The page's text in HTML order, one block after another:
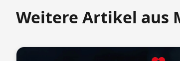
Weitere Artikel aus